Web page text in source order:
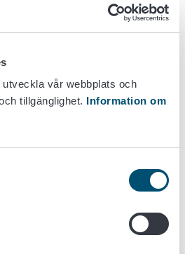
vår webbplats och
tillgänglighet. Information om